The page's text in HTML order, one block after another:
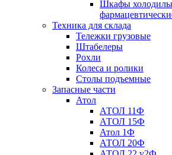
Шкафы
Техника для склада
Тележки грузовые
Штабелеры
Рохли
Колеса и ролики
Столы подъемные
Запасные части
Атол
АТОЛ 11Ф
АТОЛ 15Ф
Атол 1Ф
АТОЛ 20Ф